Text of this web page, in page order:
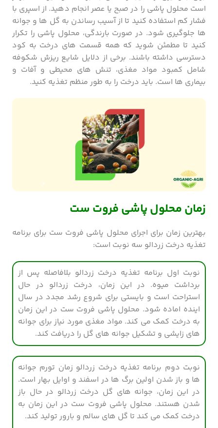
است محلول پاشی را در صبح یا عصر انجام دهید. از اسپری با
فشار کم استفاده کنید تا از آسیب رساندن به گل ها و جوانه
ها جلوگیری شود. در صورت بارندگی، محلول پاشی را تکرار
کنید تا مطمئن شوید که همه قسمت های درخت به کود
دسترسی داشته باشند. برخی از دلایل شایع ریزش شکوفه
شامل کمبود مواد مغذی، تنش های محیطی و آفات و
بیماری ها است. باید درخت را به طور منظم تغذیه کنید.
زمان محلول پاشی فروت ست
بهترین زمان برای اجرای محلول پاشی فروت ست برای برنامه
تغذیه درخت زردالو سه نوبت است:
نوبت اول برنامه تغذیه درخت زردالو بلافاصله پس از
برداشت میوه. در این زمان، درخت زردالو در حال
استراحت است و بایستی برای شروع رشد مجدد در سال
اینده اماده شود. محلول پاشی فروت ست در این زمان
به درخت کمک می کند. مواد مغذی مورد نیاز برای جوانه
های زایشی و تشکیل جوانه های گل را دریافت کند.
نوبت دوم برنامه تغذیه درخت زردالو زمان تورم جوانه
ها و باز شدن اولین برگ ها در اسفند و اوایل بهار است.
در این زمان، جوانه های گل درخت زردالو در حال باز
شدن هستند. محلول پاشی فروت ست در این زمان به
درخت کمک می کند تا گل های سالم و بارور تولید کند.